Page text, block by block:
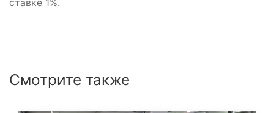
ставке 1%.
Смотрите также